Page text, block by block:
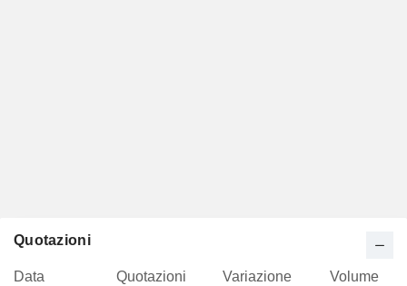
Quotazioni
Data Quotazioni Variazione
Volume